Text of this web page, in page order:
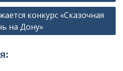
конкурс «Сказочная
на Дону»